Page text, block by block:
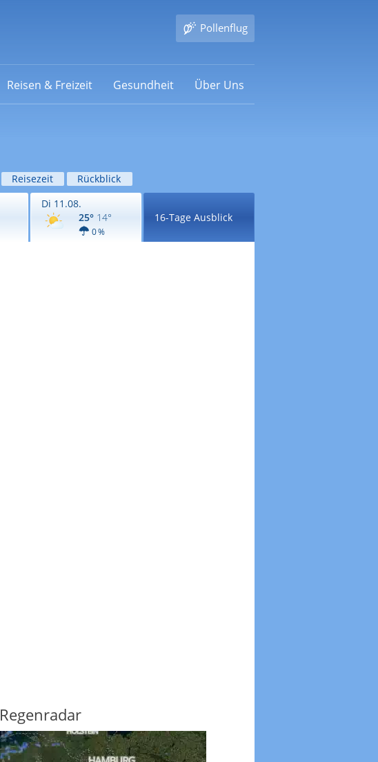
Pollenflug
Reisen & Freizeit Gesundheit Über Uns
Reisezeit
Rückblick
Di 11.08.
25° 14°
0 %
16-Tage Ausblick
Regenradar